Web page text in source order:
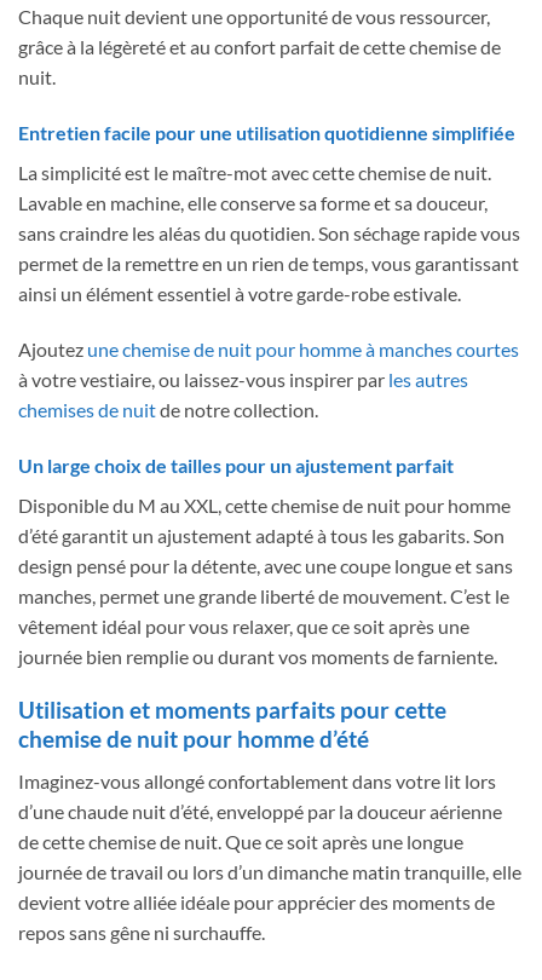
Chaque nuit devient une opportunité de vous ressourcer,
grâce à la légèreté et au confort parfait de cette chemise de
nuit.
Entretien facile pour une utilisation quotidienne simplifiée
La simplicité est le maître-mot avec cette chemise de nuit.
Lavable en machine, elle conserve sa forme et sa douceur,
sans craindre les aléas du quotidien. Son séchage rapide vous
permet de la remettre en un rien de temps, vous garantissant
ainsi un élément essentiel à votre garde-robe estivale.
Ajoutez une chemise de nuit pour homme à manches courtes
à votre vestiaire, ou laissez-vous inspirer par les autres
chemises de nuitde notre collection.
Un large choix de tailles pour un ajustement parfait
Disponible du M au XXL, cette chemise de nuit pour homme
d’été garantit un ajustement adapté à tous les gabarits. Son
design pensé pour la détente, avec une coupe longue et sans
manches, permet une grande liberté de mouvement. C’est le
vêtement idéal pour vous relaxer, que ce soit après une
journée bien remplie ou durant vos moments de farniente.
Utilisation et moments parfaits pour cette
chemise de nuit pour homme d’été
Imaginez-vous allongé confortablement dans votre lit lors
d’une chaude nuit d’été, enveloppé par la douceur aérienne
de cette chemise de nuit. Que ce soit après une longue
journée de travail ou lors d’un dimanche matin tranquille, elle
devient votre alliée idéale pour apprécier des moments de
repos sans gêne ni surchauffe.